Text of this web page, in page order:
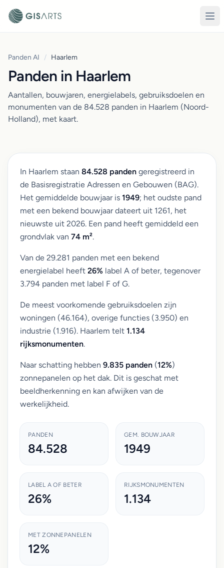
Panden AI / Haarlem
Panden in Haarlem
Aantallen, bouwjaren, energielabels, gebruiksdoelen en
monumenten van de 84.528 panden in Haarlem (Noord-
Holland), met kaart.
In Haarlem staan 84.528 panden geregistreerd in
de Basisregistratie Adressen en Gebouwen (BAG).
Het gemiddelde bouwjaar is 1949; het oudste pand
met een bekend bouwjaar dateert uit 1261, het
nieuwste uit 2026. Een pand heeft gemiddeld een
grondvlak van 74 m².
Van de 29.281 panden met een bekend
energielabel heeft 26% label A of beter, tegenover
3.794 panden met label F of G.
De meest voorkomende gebruiksdoelen zijn
woningen (46.164), overige functies (3.950) en
industrie (1.916). Haarlem telt 1.134
rijksmonumenten.
Naar schatting hebben 9.835 panden (12%)
zonnepanelen op het dak. Dit is geschat met
beeldherkenning en kan afwijken van de
werkelijkheid.
PANDEN
84.528
GEM. BOUWJAAR
1949
LABEL A OF BETER
26%
RIJKSMONUMENTEN
1.134
MET ZONNEPANELEN
12%